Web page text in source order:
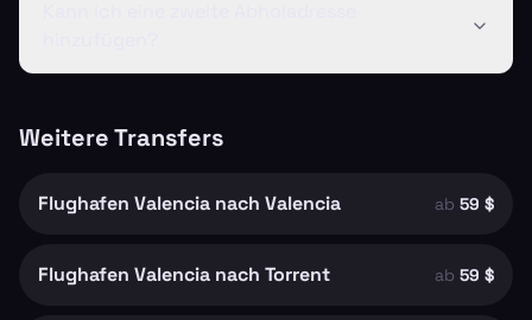
Weitere Transfers
Flughafen Valencia nach Valencia ab 59 $
Flughafen Valencia nach Torrent ab 59 $